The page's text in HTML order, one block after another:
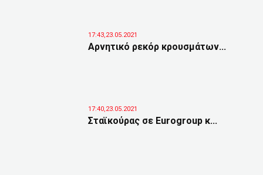
17:43,23.05.2021
Αρνητικό ρεκόρ κρουσμάτων...
17:40,23.05.2021
Σταϊκούρας σε Eurogroup κ...